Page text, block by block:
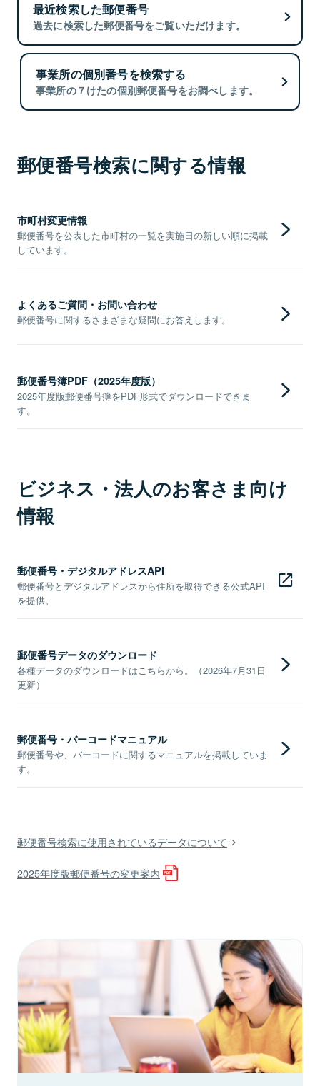
最近検索した郵便番号
過去に検索した郵便番号をご覧いただけます。
事業所の個別番号を検索する
事業所の７けたの個別郵便番号をお調べします。
郵便番号検索に関する情報
市町村変更情報
郵便番号を公表した市町村の一覧を実施日の新しい順に掲載
しています。
よくあるご質問・お問い合わせ
郵便番号に関するさまざまな疑問にお答えします。
郵便番号簿PDF（2025年度版）
2025年度版郵便番号簿をPDF形式でダウンロードできま
す。
ビジネス・法人のお客さま向け
情報
郵便番号・デジタルアドレスAPI
郵便番号とデジタルアドレスから住所を取得できる公式API
を提供。
郵便番号データのダウンロード
各種データのダウンロードはこちらから。（2026年7月31日
更新）
郵便番号・バーコードマニュアル
郵便番号や、バーコードに関するマニュアルを掲載していま
す。
郵便番号検索に使用されているデータについて
2025年度版郵便番号の変更案内